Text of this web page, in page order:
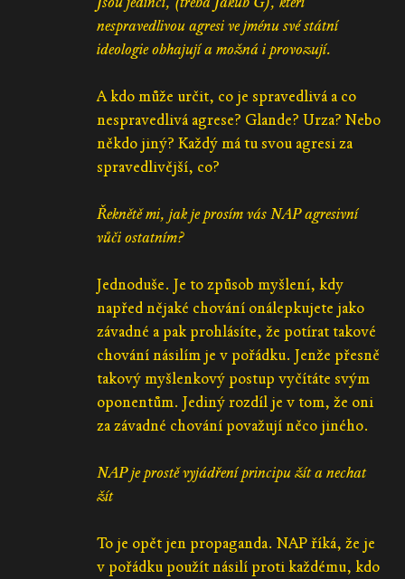
nespravedlivou agresi ve jménu své státní
ideologie obhajují a možná i provozují.
A kdo může určit, co je spravedlivá a co
nespravedlivá agrese? Glande? Urza? Nebo
někdo jiný? Každý má tu svou agresi za
spravedlivější, co?
Řeknětě mi, jak je prosím vás NAP agresivní
vůči ostatním?
Jednoduše. Je to způsob myšlení, kdy
napřed nějaké chování onálepkujete jako
závadné a pak prohlásíte, že potírat takové
chování násilím je v pořádku. Jenže přesně
takový myšlenkový postup vyčítáte svým
oponentům. Jediný rozdíl je v tom, že oni
za závadné chování považují něco jiného.
NAP je prostě vyjádření principu žít a nechat
žít
To je opět jen propaganda. NAP říká, že je
v pořádku použít násilí proti každému, kdo